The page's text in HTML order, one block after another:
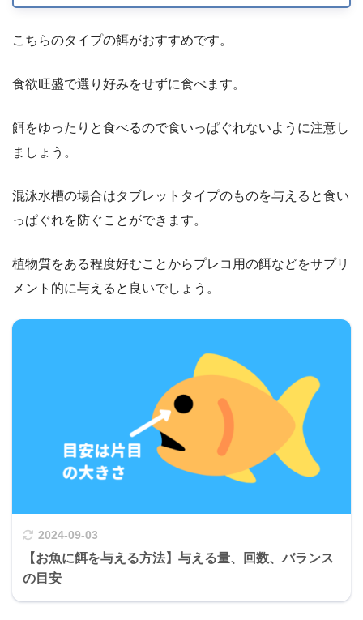
こちらのタイプの餌がおすすめです。
食欲旺盛で選り好みをせずに食べます。
餌をゆったりと食べるので食いっぱぐれないように注意し
ましょう。
混泳水槽の場合はタブレットタイプのものを与えると食い
っぱぐれを防ぐことができます。
植物質をある程度好むことからプレコ用の餌などをサプリ
メント的に与えると良いでしょう。
2024-09-03
【お魚に餌を与える方法】与える量、回数、バランス
の目安